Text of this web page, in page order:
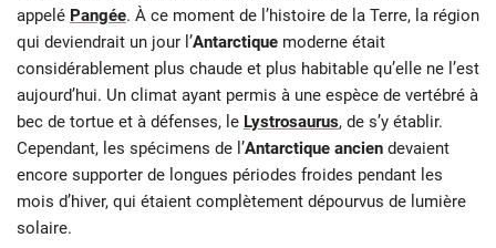
appelé Pangée. À ce moment de l’histoire de la Terre, la région
qui deviendrait un jour l’Antarctique moderne était
considérablement plus chaude et plus habitable qu’elle ne l’est
aujourd’hui. Un climat ayant permis à une espèce de vertébré à
bec de tortue et à défenses, le Lystrosaurus, de s’y établir.
Cependant, les spécimens de l’Antarctique ancien devaient
encore supporter de longues périodes froides pendant les
mois d’hiver, qui étaient complètement dépourvus de lumière
solaire.